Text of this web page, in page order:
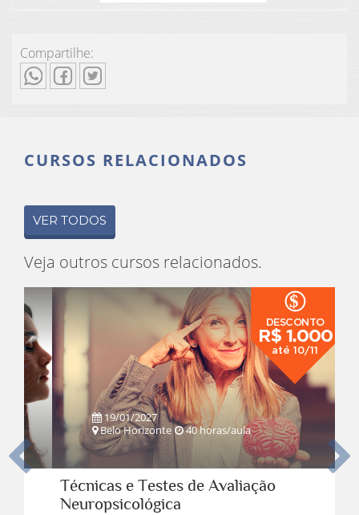
Compartilhe:
CURSOS RELACIONADOS
VER TODOS
Veja outros cursos relacionados.
DESCONTO
R$ 1.000
até 10/11
19/01/2027
Belo Horizonte
40 horas/aula
Técnicas e Testes de Avaliação
Neuropsicológica
Anterior